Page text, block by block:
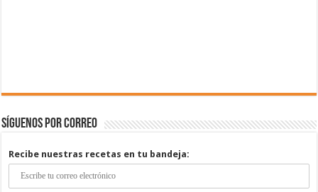
Síguenos por correo
Recibe nuestras recetas en tu bandeja: